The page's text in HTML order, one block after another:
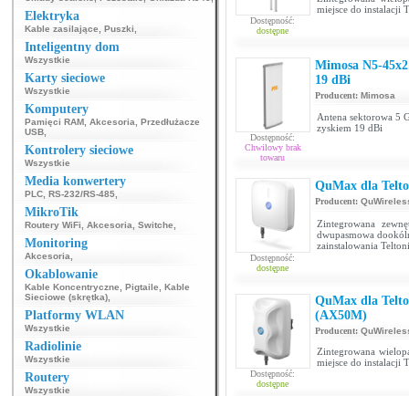
Elektryka
Kable zasilające Puszki
Inteligentny dom
Wszystkie
Karty sieciowe
Wszystkie
Komputery
Pamięci RAM Akcesoria
Przedłużacze
USB
Kontrolery sieciowe
Wszystkie
Media konwertery
PLC RS-232/RS-485
MikroTik
Routery WiFi Akcesoria Switche
Monitoring
Akcesoria
Okablowanie
Kable Koncentryczne Pigtaile
Kable
Sieciowe (skrętka)
Platformy WLAN
Wszystkie
Radiolinie
Wszystkie
Routery
Wszystkie
Dostępność:
dostępne
miejsce do instalacji
Dostępność:
Chwilowy brak
towaru
Mimosa N5-
19 dBi
Producent: Mimosa
Antena sektorowa 5
zyskiem 19 dBi
Dostępność:
dostępne
QuMax dla
Producent:
Zintegrowana
dwupasmowa
zainstalowania
Dostępność:
dostępne
QuMax dla
(AX50M)
Producent:
Zintegrowana
miejsce do instalacji